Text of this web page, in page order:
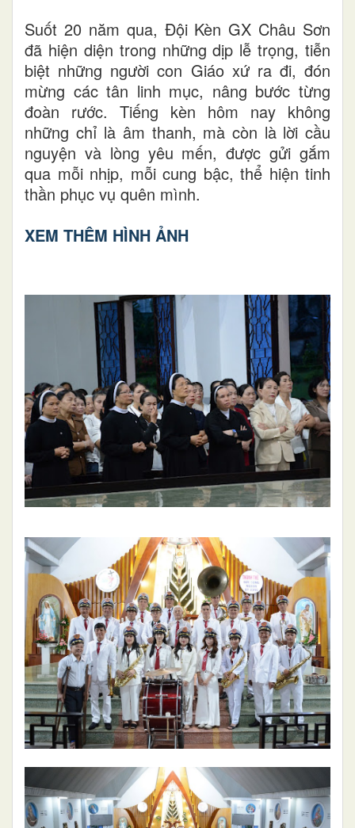
Suốt 20 năm qua, Đội Kèn GX Châu Sơn
đã hiện diện trong những dịp lễ trọng, tiễn
biệt những người con Giáo xứ ra đi, đón
mừng các tân linh mục, nâng bước từng
đoàn rước. Tiếng kèn hôm nay không
những chỉ là âm thanh, mà còn là lời cầu
nguyện và lòng yêu mến, được gửi gắm
qua mỗi nhịp, mỗi cung bậc, thể hiện tinh
thần phục vụ quên mình.
XEM THÊM HÌNH ẢNH